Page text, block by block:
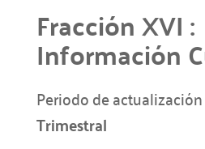
Fracción XVI :
Información
Periodo de
Trimestral